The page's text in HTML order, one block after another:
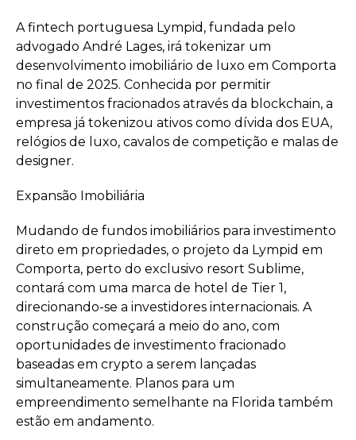
A fintech portuguesa Lympid, fundada pelo
advogado André Lages, irá tokenizar um
desenvolvimento imobiliário de luxo em Comporta
no final de 2025. Conhecida por permitir
investimentos fracionados através da blockchain, a
empresa já tokenizou ativos como dívida dos EUA,
relógios de luxo, cavalos de competição e malas de
designer.
Expansão Imobiliária
Mudando de fundos imobiliários para investimento
direto em propriedades, o projeto da Lympid em
Comporta, perto do exclusivo resort Sublime,
contará com uma marca de hotel de Tier 1,
direcionando-se a investidores internacionais. A
construção começará a meio do ano, com
oportunidades de investimento fracionado
baseadas em crypto a serem lançadas
simultaneamente. Planos para um
empreendimento semelhante na Florida também
estão em andamento.